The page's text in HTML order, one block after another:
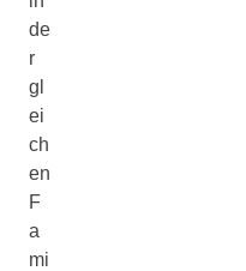
de
r
gl
ei
ch
en
F
a
mi